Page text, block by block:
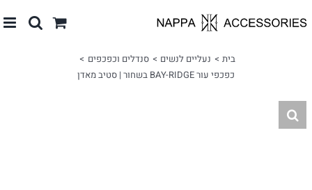
לתוכן
בית נעליים לנשים
סנדלים וכפכפים
כפכפי עור BAY-RIDGE בשחור | סטיב מאדן